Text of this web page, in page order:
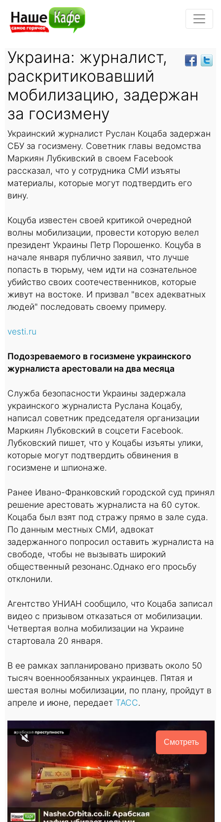
Украина: журналист,
раскритиковавший
мобилизацию, задержан
за госизмену
Украинский журналист Руслан Коцаба задержан
СБУ за госизмену. Советник главы ведомства
Маркиян Лубкивский в своем Facebook
рассказал, что у сотрудника СМИ изъяты
материалы, которые могут подтвердить его
вину.
Коцуба известен своей критикой очередной
волны мобилизации, провести которую велел
президент Украины Петр Порошенко. Коцуба в
начале января публично заявил, что лучше
попасть в тюрьму, чем идти на сознательное
убийство своих соотечественников, которые
живут на востоке. И призвал "всех адекватных
людей" последовать своему примеру.
vesti.ru
Подозреваемого в госизмене украинского
журналиста арестовали на два месяца
Служба безопасности Украины задержала
украинского журналиста Руслана Коцабу,
написал советник председателя организации
Маркиян Лубковский в соцсети Facebook.
Лубковский пишет, что у Коцабы изъяты улики,
которые могут подтвердить обвинения в
госизмене и шпионаже.
Ранее Ивано-Франковский городской суд принял
решение арестовать журналиста на 60 суток.
Коцаба был взят под стражу прямо в зале суда.
По данным местных СМИ, адвокат
задержанного попросил оставить журналиста на
свободе, чтобы не вызывать широкий
общественный резонанс.Однако его просьбу
отклонили.
Агентство УНИАН сообщило, что Коцаба записал
видео с призывом отказаться от мобилизации.
Четвертая волна мобилизации на Украине
стартовала 20 января.
В ее рамках запланировано призвать около 50
тысяч военнообязанных украинцев. Пятая и
шестая волны мобилизации, по плану, пройдут в
апреле и июне, передает ТАСС.
Смотреть